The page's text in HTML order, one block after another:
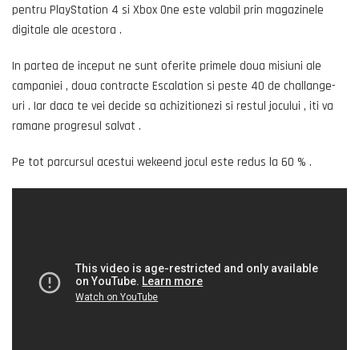
pentru PlayStation 4 si Xbox One este valabil prin magazinele
digitale ale acestora .
In partea de inceput ne sunt oferite primele doua misiuni ale
campaniei , doua contracte Escalation si peste 40 de challange-
uri . Iar daca te vei decide sa achizitionezi si restul jocului , iti va
ramane progresul salvat .
Pe tot parcursul acestui wekeend jocul este redus la 60 % .